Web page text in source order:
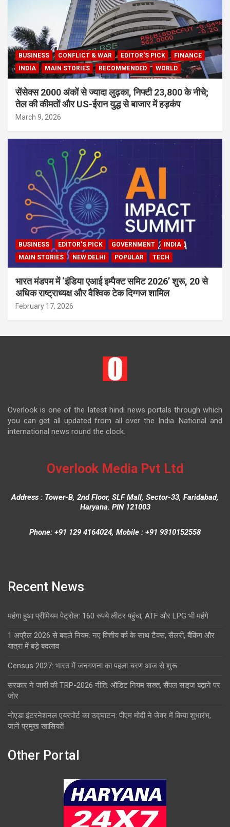
BUSINESS CONFLICT & WAR EDITOR'S PICK
FINANCE
INDIA
MAIN STORIES RECOMMENDED WORLD
सेंसेक्स 2000 अंकों से ज्यादा लुढ़का, निफ्टी 23,800 के नीचे;
तेल की कीमतों और US-ईरान युद्ध से बाजार में हड़कंप
March 9, 2026
BUSINESS EDITOR'S PICK GOVERNMENT
INDIA
MAIN STORIES
NEW DELHI POPULAR TECH
भारत मंडपम में ‘इंडिया एआई इम्पैक्ट समिट 2026’ शुरू, 20 से
अधिक राष्ट्राध्यक्ष और वैश्विक टेक दिग्गज शामिल
February 17, 2026
Overlook is one of the latest hindi news portals through which
you can get all updated from all over the India. National and
international news round the clock.
Overlook Media Pvt Ltd
Address : Tower-B, 2nd Floor, SLF Mall, Sector-33, Faridabad,
Haryana. PIN 121003
Phone: +91 129 4164024, Mobile : +91 9310152558
Recent News
महंगा हुआ प्रीमियम पेट्रोल: 160 रुपये लीटर पहुंचा, ATF और LPG भी महंगे
1 अप्रैल 2026 से बदले नियम: नए वित्तीय वर्ष के साथ टैक्स, सैलरी, बैंकिंग और
यात्रा में बड़े बदलाव
Census 2027: भारत में जनगणना का पहला चरण आज से शुरू
सरकार ने जारी की TRP-2026 नीति: ऑडिट नियम सख्त, सैंपल साइज बढ़ाने पर
जोर
नोएडा इंटरनेशनल एयरपोर्ट का उद्घाटन: पीएम मोदी ने जेवर में किया शुभारंभ,
जानें प्रमुख खासियतें
Other Portal